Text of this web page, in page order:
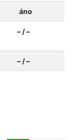
áno
– / –
– / –